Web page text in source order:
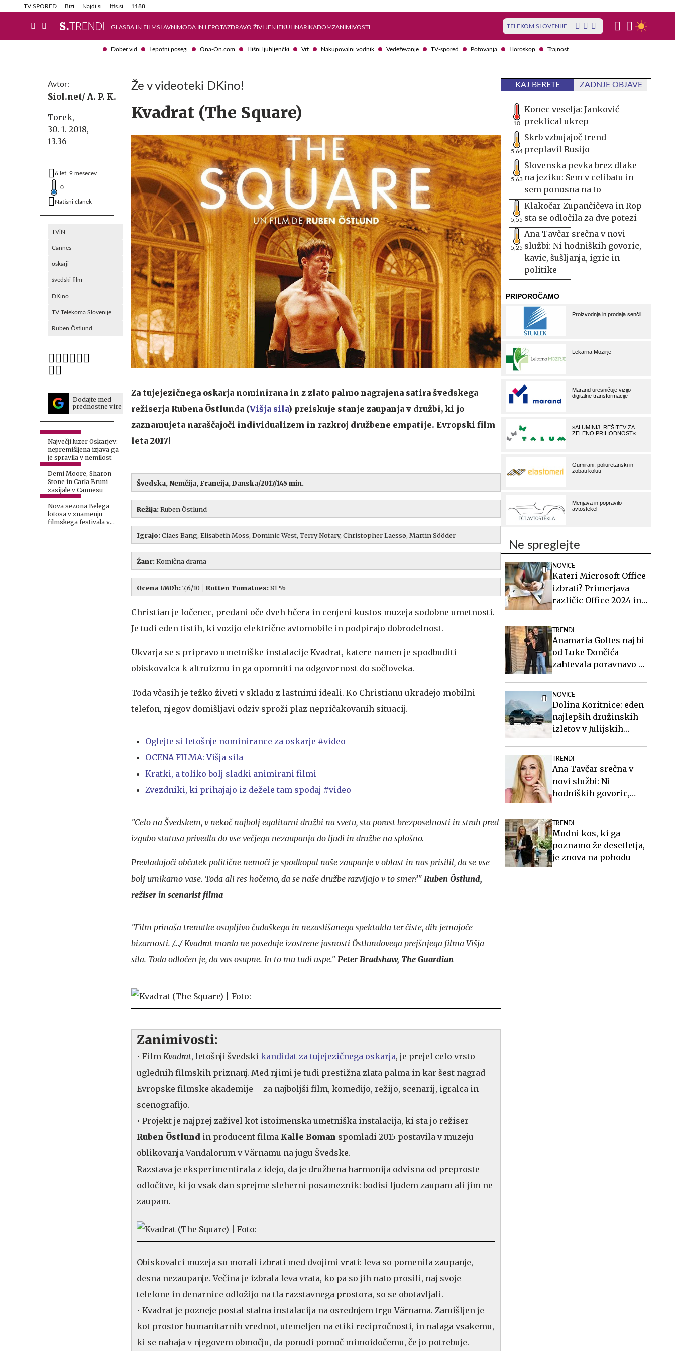
Dober vid Lepotni posegi Ona-On.com Hišni ljubljenčki Vrt Nakupovalni vodnik Vedeževanje TV-spored Potovanja Horoskop Trajnost
TV SPORED Bizi Najdi.si Itis.si 1188
GLASBA IN FILMSLAVNIMODA IN LEPOTAZDRAVO ŽIVLJENJEKULINARIKADOMZANIMIVOSTI TELEKOM SLOVENIJE
Info in obvestila Tehnik
Avtor:
Siol.net/ A. P. K.
Torek,
30. 1. 2018,
13.36
6 let, 9 mesecev
0
Natisni članek
TViN
Cannes
oskarji
švedski film
DKino
TV Telekoma Slovenije
Ruben Östlund
Dodajte med
prednostne vire
Največji luzer Oskarjev:
nepremišljena izjava ga
je spravila v nemilost
Demi Moore, Sharon
Stone in Carla Bruni
zasijale v Cannesu
Nova sezona Belega
lotosa v znamenju
filmskega festivala v
Že v videoteki DKino!
Kvadrat (The Square)
Za tujejezičnega oskarja nominirana in z zlato palmo nagrajena satira švedskega
režiserja Rubena Östlunda (Višja sila) preiskuje stanje zaupanja v družbi, ki jo
zaznamujeta naraščajoči individualizem in razkroj družbene empatije. Evropski film
leta 2017!
Švedska, Nemčija, Francija, Danska/2017/145 min.
Režija:Ruben Östlund
Igrajo:Claes Bang, Elisabeth Moss, Dominic West, Terry Notary, Christopher Laessø, Martin Sööder
Žanr:Komična drama
Ocena IMDb:7,6/10│ Rotten Tomatoes:81 %
Christian je ločenec, predani oče dveh hčera in cenjeni kustos muzeja sodobne umetnosti.
Je tudi eden tistih, ki vozijo električne avtomobile in podpirajo dobrodelnost.
Ukvarja se s pripravo umetniške instalacije Kvadrat, katere namen je spodbuditi
obiskovalca k altruizmu in ga opomniti na odgovornost do sočloveka.
Toda včasih je težko živeti v skladu z lastnimi ideali. Ko Christianu ukradejo mobilni
telefon, njegov domišljavi odziv sproži plaz nepričakovanih situacij.
Oglejte si letošnje nominirance za oskarje #video
OCENA FILMA: Višja sila
Kratki, a toliko bolj sladki animirani filmi
Zvezdniki, ki prihajajo iz dežele tam spodaj #video
"Celo na Švedskem, v nekoč najbolj egalitarni družbi na svetu, sta porast brezposelnosti in strah pred
izgubo statusa privedla do vse večjega nezaupanja do ljudi in družbe na splošno.
Prevladujoči občutek politične nemoči je spodkopal naše zaupanje v oblast in nas prisilil, da se vse
bolj umikamo vase. Toda ali res hočemo, da se naše družbe razvijajo v to smer?" Ruben Östlund,
režiser in scenarist filma
"Film prinaša trenutke osupljivo čudaškega in nezaslišanega spektakla ter čiste, dih jemajoče
bizarnosti. /…/ Kvadrat morda ne poseduje izostrene jasnosti Östlundovega prejšnjega filma Višja
sila. Toda odločen je, da vas osupne. In to mu tudi uspe." Peter Bradshaw, The Guardian
Zanimivosti:
• Film Kvadrat, letošnji švedski kandidat za tujejezičnega oskarja, je prejel celo vrsto
uglednih filmskih priznanj. Med njimi je tudi prestižna zlata palma in kar šest nagrad
Evropske filmske akademije – za najboljši film, komedijo, režijo, scenarij, igralca in
scenografijo.
• Projekt je najprej zaživel kot istoimenska umetniška instalacija, ki sta jo režiser
Ruben Östlund in producent filma Kalle Boman spomladi 2015 postavila v muzeju
oblikovanja Vandalorum v Värnamu na jugu Švedske.
Razstava je eksperimentirala z idejo, da je družbena harmonija odvisna od preproste
odločitve, ki jo vsak dan sprejme sleherni posameznik: bodisi ljudem zaupam ali jim ne
zaupam.
Obiskovalci muzeja so morali izbrati med dvojimi vrati: leva so pomenila zaupanje,
desna nezaupanje. Večina je izbrala leva vrata, ko pa so jih nato prosili, naj svoje
telefone in denarnice odložijo na tla razstavnega prostora, so se obotavljali.
• Kvadrat je pozneje postal stalna instalacija na osrednjem trgu Värnama. Zamišljen je
kot prostor humanitarnih vrednot, utemeljen na etiki recipročnosti, in nalaga vsakemu,
ki se nahaja v njegovem območju, da ponudi pomoč mimoidočemu, če jo potrebuje.
KAJ BERETE ZADNJE OBJAVE
10
Konec veselja: Janković
preklical ukrep
5,64
Skrb vzbujajoč trend
preplavil Rusijo
5,63
Slovenska pevka brez dlake
na jeziku: Sem v celibatu in
sem ponosna na to
5,55
Klakočar Zupančičeva in Rop
sta se odločila za dve potezi
5,25
Ana Tavčar srečna v novi
službi: Ni hodniških govoric,
kavic, šušljanja, igric in
politike
Ne spreglejte
NOVICE
Kateri Microsoft Office
izbrati? Primerjava
različic Office 2024 in
TRENDI
Anamaria Goltes naj bi
od Luke Dončića
zahtevala poravnavo v
NOVICE
Dolina Koritnice: eden
najlepših družinskih
izletov v Julijskih
TRENDI
Ana Tavčar srečna v
novi službi: Ni
hodniških govoric,
TRENDI
Modni kos, ki ga
poznamo že desetletja,
je znova na pohodu